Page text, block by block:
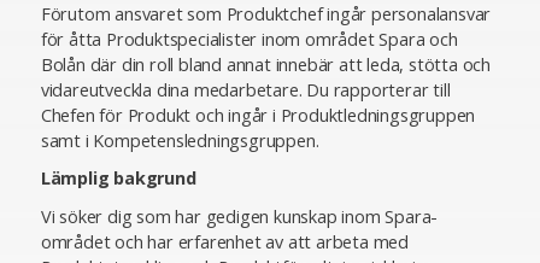
Förutom ansvaret som Produktchef ingår personalansvar
för åtta Produktspecialister inom området Spara och
Bolån där din roll bland annat innebär att leda, stötta och
vidareutveckla dina medarbetare. Du rapporterar till
Chefen för Produkt och ingår i Produktledningsgruppen
samt i Kompetensledningsgruppen.
Lämplig bakgrund
Vi söker dig som har gedigen kunskap inom Spara-
området och har erfarenhet av att arbeta med